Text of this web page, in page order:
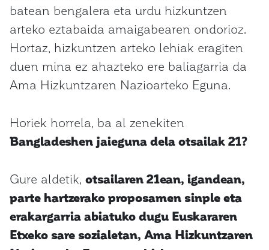
batean bengalera eta urdu hizkuntzen
arteko eztabaida amaigabearen ondorioz.
Hortaz, hizkuntzen arteko lehiak eragiten
duen mina ez ahazteko ere baliagarria da
Ama Hizkuntzaren Nazioarteko Eguna.
Horiek horrela, ba al zenekiten
Bangladeshen jaieguna dela otsailak 21?
Gure aldetik, otsailaren 21ean, igandean,
parte hartzerako proposamen sinple eta
erakargarria abiatuko dugu Euskararen
Etxeko sare sozialetan, Ama Hizkuntzaren